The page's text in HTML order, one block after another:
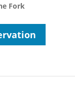
Fork